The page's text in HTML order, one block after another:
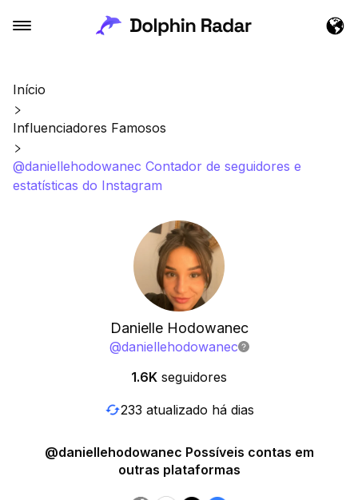
Início
Influenciadores Famosos
@daniellehodowanec Contador de seguidores e
estatísticas do Instagram
Danielle Hodowanec
@daniellehodowanec
1.6K seguidores
233 atualizado há dias
@daniellehodowanec Possíveis contas em
outras plataformas